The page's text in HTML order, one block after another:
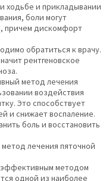
ходьбе и прикладывании
боли могут
причем дискомфорт
обратиться к врачу.
рентгеновское
метод лечения
воздействия
Это способствует
и снижает воспаление.
боль и восстановить
лечения пяточной
эффективным методом
одной из наиболее